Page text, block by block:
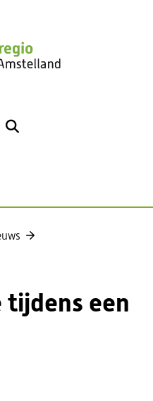
de
inhoud
tijdens een